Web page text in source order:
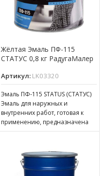
Жёлтая Эмаль ПФ-115
СТАТУС 0,8 кг РадугаМалер
Артикул: LK03320
Эмаль ПФ-115 STATUS (СТАТУС)
Эмаль для наружных и
внутренних работ, готовая к
применению, предназначена
для покрытия металлических,
оштукатуренных